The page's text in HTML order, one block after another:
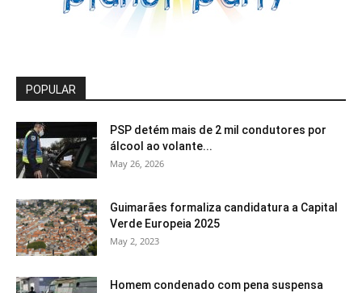
POPULAR
PSP detém mais de 2 mil condutores por
álcool ao volante...
May 26, 2026
Guimarães formaliza candidatura a Capital
Verde Europeia 2025
May 2, 2023
Homem condenado com pena suspensa